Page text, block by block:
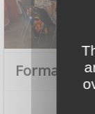
Formation